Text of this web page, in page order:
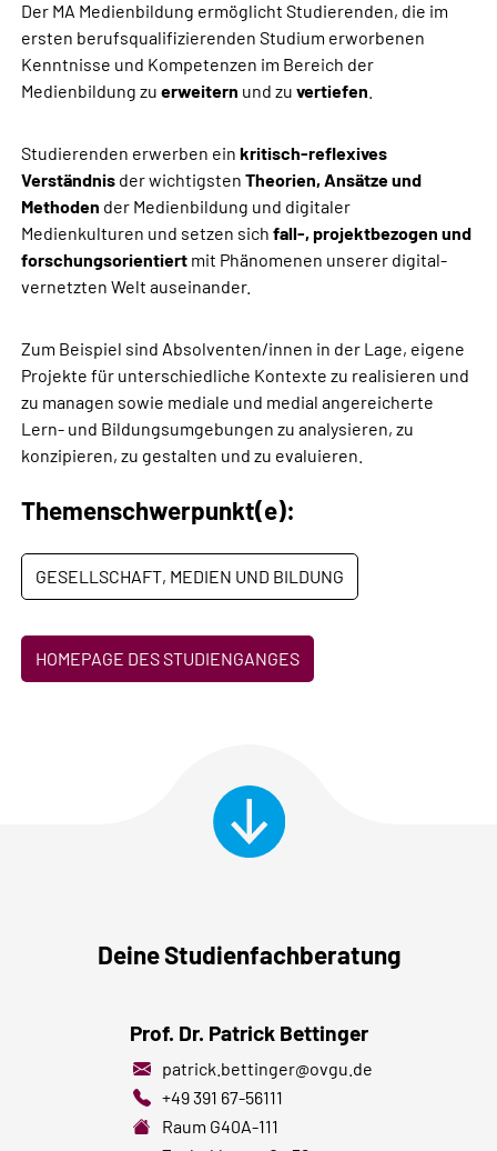
Der MA Medienbildung ermöglicht Studierenden, die im
ersten berufsqualifizierenden Studium erworbenen
Kenntnisse und Kompetenzen im Bereich der
Medienbildung zuerweitern und zuvertiefen
Studierenden erwerben einkritisch-reflexives
Verständnis der wichtigsten Theorien, Ansätze und
Methoden der Medienbildung und digitaler
Medienkulturen und setzen sich fall-, projektbezogen und
forschungsorientiert mit Phänomenen unserer digital-
vernetzten Welt auseinander.
Zum Beispiel sind Absolventen/innen in der Lage, eigene
Projekte für unterschiedliche Kontexte zu realisieren und
zu managen sowie mediale und medial angereicherte
Lern- und Bildungsumgebungen zu analysieren, zu
konzipieren, zu gestalten und zu evaluieren.
Themenschwerpunkt(e):
GESELLSCHAFT, MEDIEN UND BILDUNG
HOMEPAGE DES STUDIENGANGES
Deine Studienfachberatung
Prof. Dr. Patrick Bettinger
patrick.bettinger@ovgu.de
+49 391 67-56111
Raum G40A-111